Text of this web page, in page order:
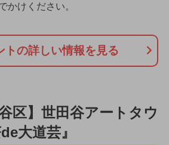
かけください。
トの詳しい情報を見る
区】世田谷アートタウ
大道芸』